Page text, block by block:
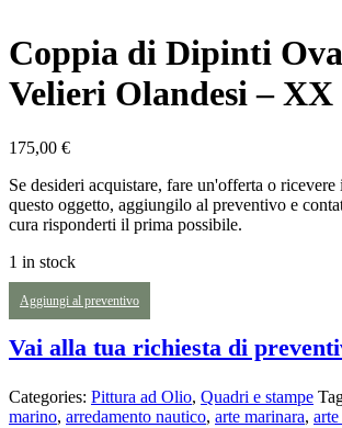
Coppia di Dipinti
Velieri Olandesi – XX
175,00 €
Se desideri acquistare, fare un'offerta o
questo oggetto, aggiungilo al preventivo e
cura risponderti il prima possibile.
1 in stock
Aggiungi al preventivo
Vai alla tua richiesta di
Categories: Pittura ad Olio, Quadri e stampe
marino, arredamento nautico, arte marinara,